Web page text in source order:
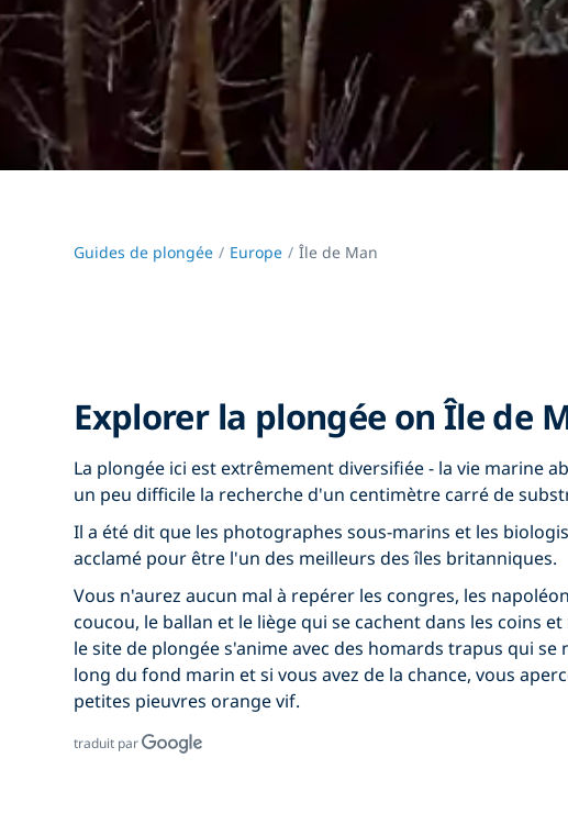
Guides de plongée Europe Île de Man
Explorer la plongée on Île de
La plongée ici est extrêmement diversifiée - la vie marine
un peu difficile la recherche d'un centimètre carré de
Il a été dit que les photographes sous-marins et les
acclamé pour être l'un des meilleurs des îles britanniques.
Vous n'aurez aucun mal à repérer les congres, les
coucou, le ballan et le liège qui se cachent dans les coins
le site de plongée s'anime avec des homards trapus qui se
long du fond marin et si vous avez de la chance, vous
petites pieuvres orange vif.
traduit par